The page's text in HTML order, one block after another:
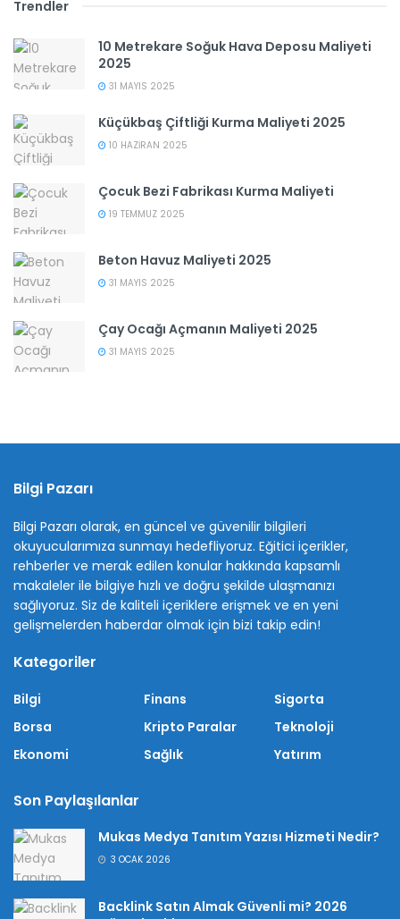
Trendler
10 Metrekare Soğuk Hava Deposu Maliyeti
2025
31 MAYIS 2025
Küçükbaş Çiftliği Kurma Maliyeti 2025
10 HAZIRAN 2025
Çocuk Bezi Fabrikası Kurma Maliyeti
19 TEMMUZ 2025
Beton Havuz Maliyeti 2025
31 MAYIS 2025
Çay Ocağı Açmanın Maliyeti 2025
31 MAYIS 2025
Bilgi Pazarı
Bilgi Pazarı olarak, en güncel ve güvenilir bilgileri
okuyucularımıza sunmayı hedefliyoruz. Eğitici içerikler,
rehberler ve merak edilen konular hakkında kapsamlı
makaleler ile bilgiye hızlı ve doğru şekilde ulaşmanızı
sağlıyoruz. Siz de kaliteli içeriklere erişmek ve en yeni
gelişmelerden haberdar olmak için bizi takip edin!
Kategoriler
Bilgi
Borsa
Ekonomi
Finans
Kripto Paralar
Sağlık
Sigorta
Teknoloji
Yatırım
Son Paylaşılanlar
Mukas Medya Tanıtım Yazısı Hizmeti Nedir?
3 OCAK 2026
Backlink Satın Almak Güvenli mi? 2026